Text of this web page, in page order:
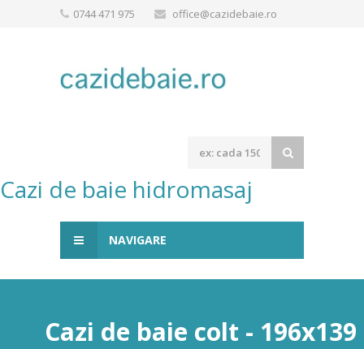
0744 471 975 office@cazidebaie.ro
Cazi de baie hidromasaj
NAVIGARE
Cazi de baie colt -